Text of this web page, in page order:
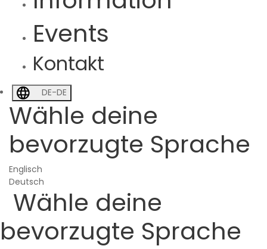
Events
Kontakt
DE-DE
Wähle deine
bevorzugte Sprache
Englisch
Deutsch
Wähle deine
bevorzugte Sprache